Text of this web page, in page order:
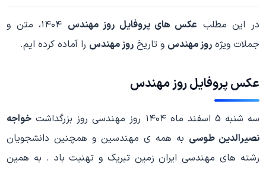
2026
در این مطلب عکس های پروفایل روز مهندس
۱۴۰۴، متن و
جملات ویژهروز مهندس و تاریخروز مهندس را آماده کرده ایم.
عکس پروفایل روز مهندس
سه شنبه 5 اسفند ماه ۱۴۰۴ روز مهندسی روز بزرگداشت
خواجه
نصیرالدین طوسی به همه ی مهندسین و همچنین دانشجویان
رشته های مهندسی ایران زمین تبریک و تهنیت باد . به همین